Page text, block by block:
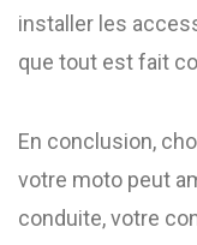
installer les
que tout est fait
En conclusion,
votre moto peut
conduite, votre